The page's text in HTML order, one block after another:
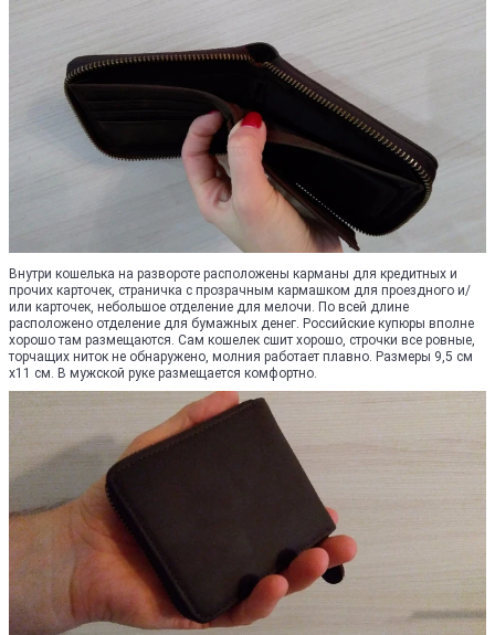
Внутри кошелька на развороте расположены карманы для кредитных и
прочих карточек, страничка с прозрачным кармашком для проездного и/
или карточек, небольшое отделение для мелочи. По всей длине
расположено отделение для бумажных денег. Российские купюры вполне
хорошо там размещаются. Сам кошелек сшит хорошо, строчки все ровные,
торчащих ниток не обнаружено, молния работает плавно. Размеры 9,5 см
х11 см. В мужской руке размещается комфортно.